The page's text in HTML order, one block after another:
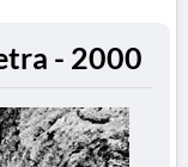
- 2000